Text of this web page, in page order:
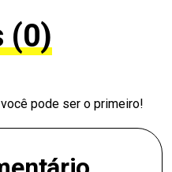
(0)
pode ser o primeiro!